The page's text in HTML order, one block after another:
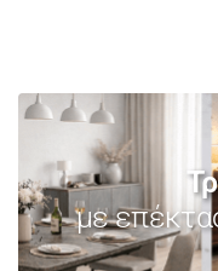
με